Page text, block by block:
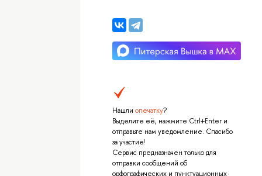
Нашли опечатку?
Выделите её, нажмите Ctrl+Enter и
отправьте нам уведомление. Спасибо
за участие!
Сервис предназначен только для
отправки сообщений об
орфографических и пунктуационных